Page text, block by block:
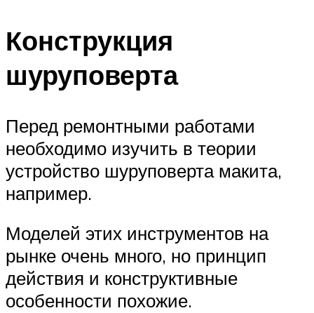
Конструкция
шуруповерта
Перед ремонтными работами
необходимо изучить в теории
устройство шуруповерта макита,
например.
Моделей этих инструментов на
рынке очень много, но принцип
действия и конструктивные
особенности похожие.